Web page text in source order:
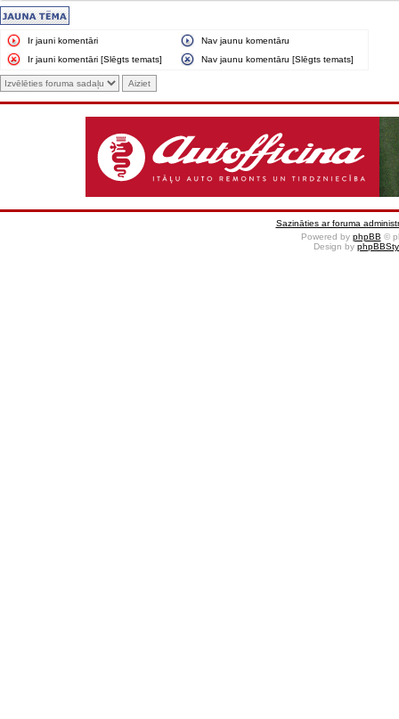
Ir jauni komentāri
Nav jaunu komentāru
Ir jauni komentāri [Slēgts temats]
Nav jaunu komentāru [Slēgts temats]
Sazināties ar foruma
Powered by phpBB ©
Design by